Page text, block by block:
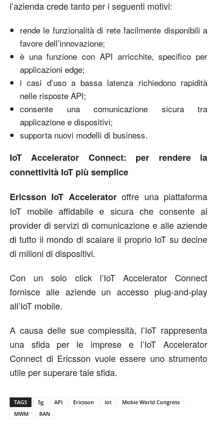
l’azienda crede tanto per i seguenti motivi:
rende le funzionalità di rete facilmente disponibili a
favore dell’innovazione;
è una funzione con API arricchite, specifico per
applicazioni edge;
i casi d’uso a bassa latenza richiedono rapidità
nelle risposte API;
consente una comunicazione sicura tra
applicazione e dispositivi;
supporta nuovi modelli di business.
IoT Accelerator Connect: per rendere la
connettività IoT più semplice
Ericsson IoT Acceleratoroffre una piattaforma
IoT mobile affidabile e sicura che consente ai
provider di servizi di comunicazione e alle aziende
di tutto il mondo di scalare il proprio IoT su decine
di milioni di dispositivi.
Con un solo click l’IoT Accelerator Connect
fornisce alle aziende un accesso plug-and-play
all’IoT mobile.
A causa delle sue complessità, l’IoT rappresenta
una sfida per le imprese e l’IoT Accelerator
Connect di Ericsson vuole essere uno strumento
utile per superare tale sfida.
TAGS 5g API Ericsson iot
Mobie World Congress
MWM
RAN